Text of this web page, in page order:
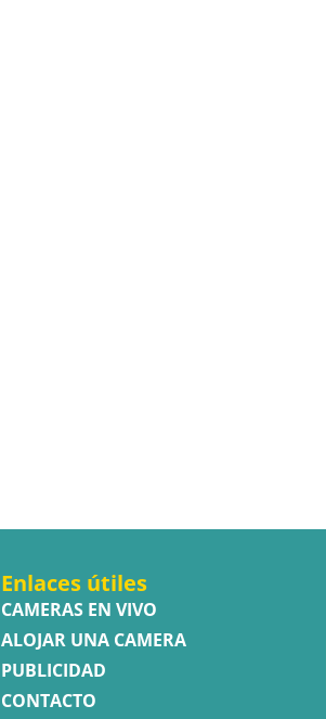
Enlaces útiles
CAMERAS EN VIVO
ALOJAR UNA CAMERA
PUBLICIDAD
CONTACTO